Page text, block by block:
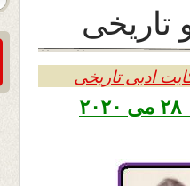
تاریخی
ادبی تاریخی
تاریخ نشر پنجشنبه هشتم جوزا ۱۳۹۹ – ۲۸ می ۲۰۲۰